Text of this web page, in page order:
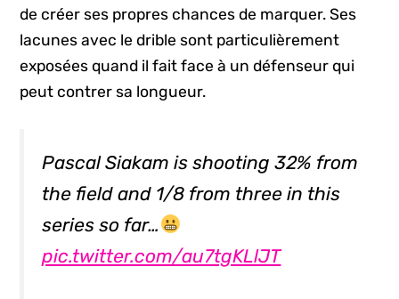
de créer ses propres chances de marquer. Ses
lacunes avec le drible sont particulièrement
exposées quand il fait face à un défenseur qui
peut contrer sa longueur.
Pascal Siakam is shooting 32% from
the field and 1/8 from three in this
series so far…
pic.twitter.com/au7tgKLlJT